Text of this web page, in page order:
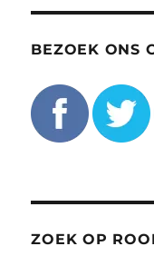
BEZOEK ONS
ZOEK OP